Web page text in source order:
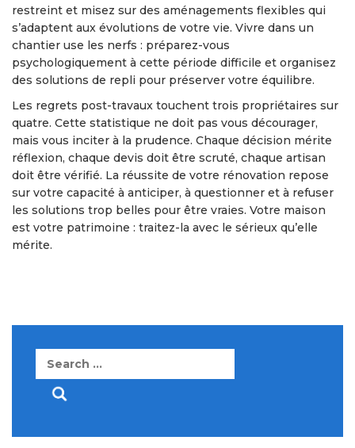
restreint et misez sur des aménagements flexibles qui
s’adaptent aux évolutions de votre vie. Vivre dans un
chantier use les nerfs : préparez-vous
psychologiquement à cette période difficile et organisez
des solutions de repli pour préserver votre équilibre.
Les regrets post-travaux touchent trois propriétaires sur
quatre. Cette statistique ne doit pas vous décourager,
mais vous inciter à la prudence. Chaque décision mérite
réflexion, chaque devis doit être scruté, chaque artisan
doit être vérifié. La réussite de votre rénovation repose
sur votre capacité à anticiper, à questionner et à refuser
les solutions trop belles pour être vraies. Votre maison
est votre patrimoine : traitez-la avec le sérieux qu’elle
mérite.
Search